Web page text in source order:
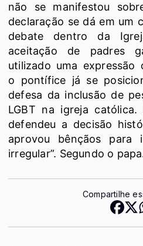
não se manifestou
declaração se dá em um
debate dentro da
aceitação de padres
utilizado uma expressão
o pontífice já se
defesa da inclusão de
LGBT na igreja
defendeu a decisão
aprovou bênçãos para
irregular”. Segundo o
Compartilhe